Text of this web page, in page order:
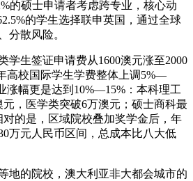
的硕士申请者考虑跨专业，核心动
的学生选择联申英国，通过全球
分散风险。
生签证申请费从1600澳元涨至2000
高校国际学生学费整体上调5%—
涨幅更是达到10%—15%：本科理工
，医学类突破6万澳元；硕士商科最
的是，区域院校叠加奖学金后，年
万元人民币区间，总成本比八大低
的院校，澳大利亚非大都会城市的